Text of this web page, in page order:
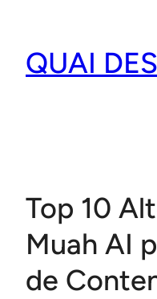
contenu
QUAI
Top 10
Muah AI
de